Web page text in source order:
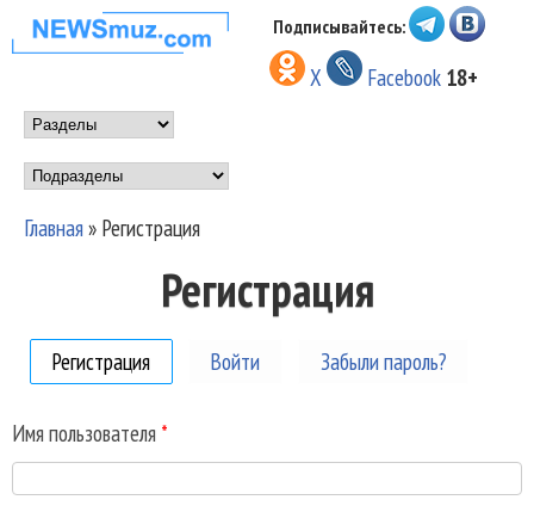
Перейти к основному
содержанию
НОВОСТИ
МУЗЫКИ И
ШОУ БИЗНЕСА
NEWSMUZ.COM
Подписывайтесь:
X Facebook 18+
Main menu
Подразделы
Главная» Регистрация
Регистрация
Регистрация (активная вкладка)
Войти Забыли пароль?
Имя пользователя *